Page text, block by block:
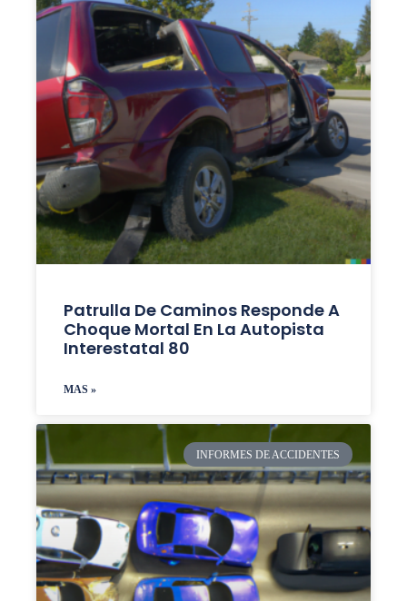
Patrulla De Caminos Responde A
Choque Mortal En La Autopista
Interestatal 80
MAS »
INFORMES DE ACCIDENTES